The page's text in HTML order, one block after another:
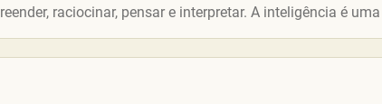
raciocinar, pensar e interpretar. A inteligência é